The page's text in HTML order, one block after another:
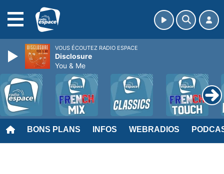
BONS PLANS INFOS WEBRADIOS
VOUS ÉCOUTEZ RADIO ESPACE
Disclosure
You & Me